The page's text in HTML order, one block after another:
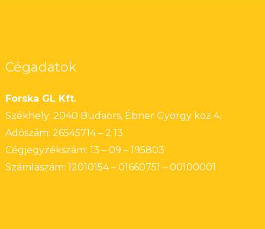
Cégadatok
Forska GL Kft.
Székhely: 2040 Budaörs, Ébner György köz 4.
Adószám: 26545714 – 2 13
Cégjegyzékszám: 13 – 09 – 195803
Számlaszám: 12010154 – 01660751 – 00100001